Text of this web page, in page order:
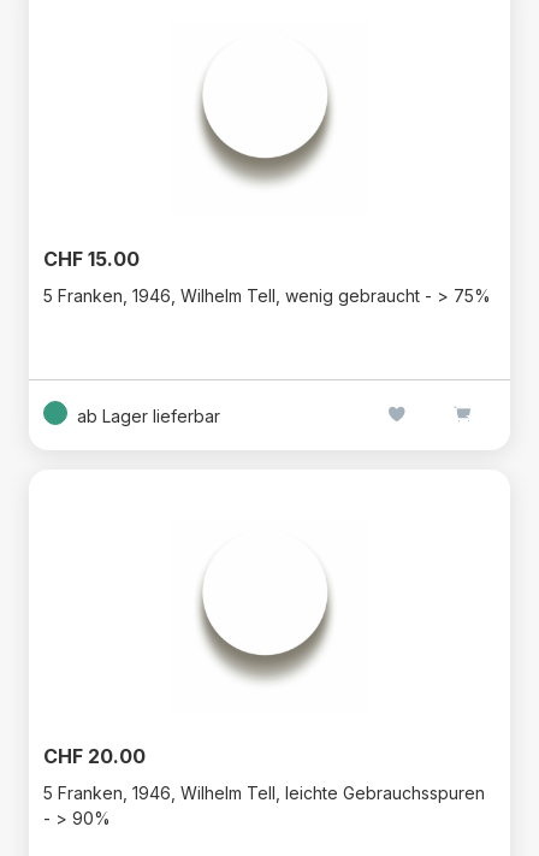
CHF 15.00
5 Franken, 1946, Wilhelm Tell, wenig gebraucht - > 75%
ab Lager lieferbar
CHF 20.00
5 Franken, 1946, Wilhelm Tell, leichte Gebrauchsspuren
- > 90%